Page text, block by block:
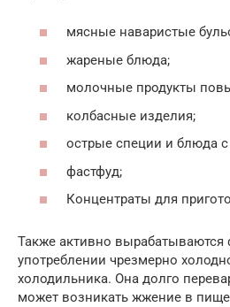
мясные наваристые
жареные блюда;
молочные продукты
колбасные изделия;
острые специи и блюда
фастфуд;
Концентраты для
Также активно
употреблении чрезмерно
холодильника. Она долго
может возникать жжение в